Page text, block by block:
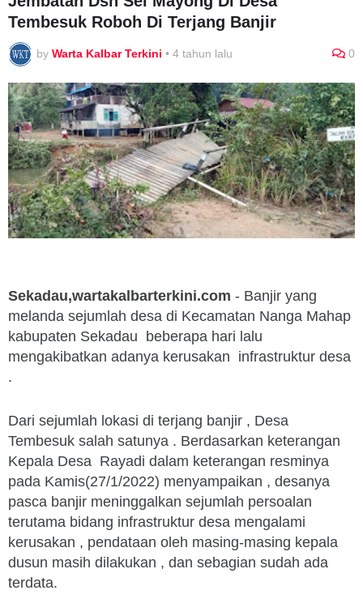
Tembesuk Roboh Di Terjang Banjir
by Warta Kalbar Terkini • 4 tahun lalu 0
Sekadau,wartakalbarterkini.com - Banjir yang
melanda sejumlah desa di Kecamatan Nanga Mahap
kabupaten Sekadau beberapa hari lalu
mengakibatkan adanya kerusakan infrastruktur desa
.
Dari sejumlah lokasi di terjang banjir , Desa
Tembesuk salah satunya . Berdasarkan keterangan
Kepala Desa Rayadi dalam keterangan resminya
pada Kamis(27/1/2022) menyampaikan , desanya
pasca banjir meninggalkan sejumlah persoalan
terutama bidang infrastruktur desa mengalami
kerusakan , pendataan oleh masing-masing kepala
dusun masih dilakukan , dan sebagian sudah ada
terdata.